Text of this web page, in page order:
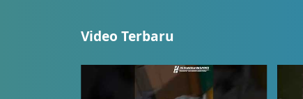
Video Terbaru